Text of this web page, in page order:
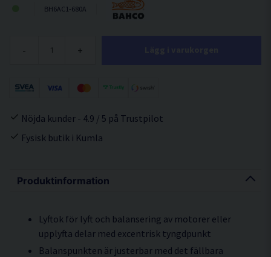
Produktinformation
Lyftok för lyft och balansering av motorer eller
upplyfta delar med excentrisk tyngdpunkt
Balanspunkten är justerbar med det fällbara
BH6AC1-680A
- +
Nöjda kunder - 4.9 / 5 på Trustpilot
Fysisk butik i Kumla